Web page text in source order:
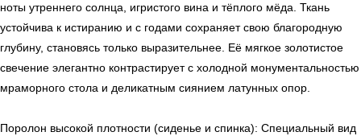
ноты утреннего солнца, игристого вина и тёплого мёда. Ткань
устойчива к истиранию и с годами сохраняет свою благородную
глубину, становясь только выразительнее. Её мягкое золотистое
свечение элегантно контрастирует с холодной монументальностью
мраморного стола и деликатным сиянием латунных опор.
Поролон высокой плотности (сиденье и спинка): Специальный вид
← Вернуться на предыдущую страницу